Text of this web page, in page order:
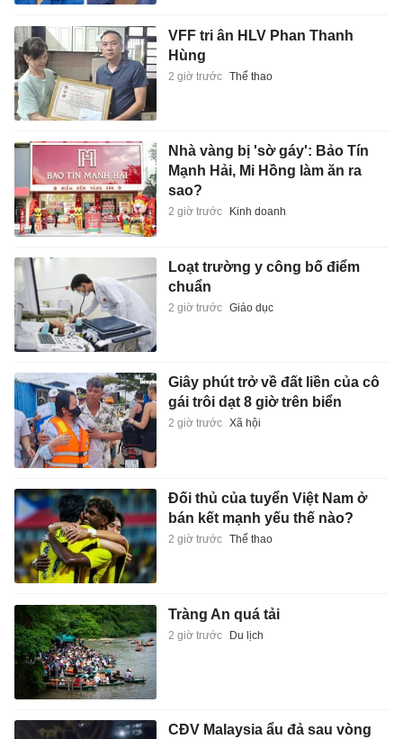
VFF tri ân HLV Phan Thanh
Hùng
2 giờ trước Thể thao
Nhà vàng bị 'sờ gáy': Bảo Tín
Mạnh Hải, Mi Hồng làm ăn ra
sao?
2 giờ trước Kinh doanh
Loạt trường y công bố điểm
chuẩn
2 giờ trước Giáo dục
Giây phút trở về đất liền của cô
gái trôi dạt 8 giờ trên biển
2 giờ trước Xã hội
Đối thủ của tuyển Việt Nam ở
bán kết mạnh yếu thế nào?
2 giờ trước Thể thao
Tràng An quá tải
2 giờ trước Du lịch
CĐV Malaysia ẩu đả sau vòng